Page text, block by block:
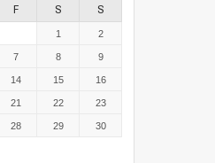
F S S
1 2
7 8 9
14 15 16
21 22 23
28 29 30